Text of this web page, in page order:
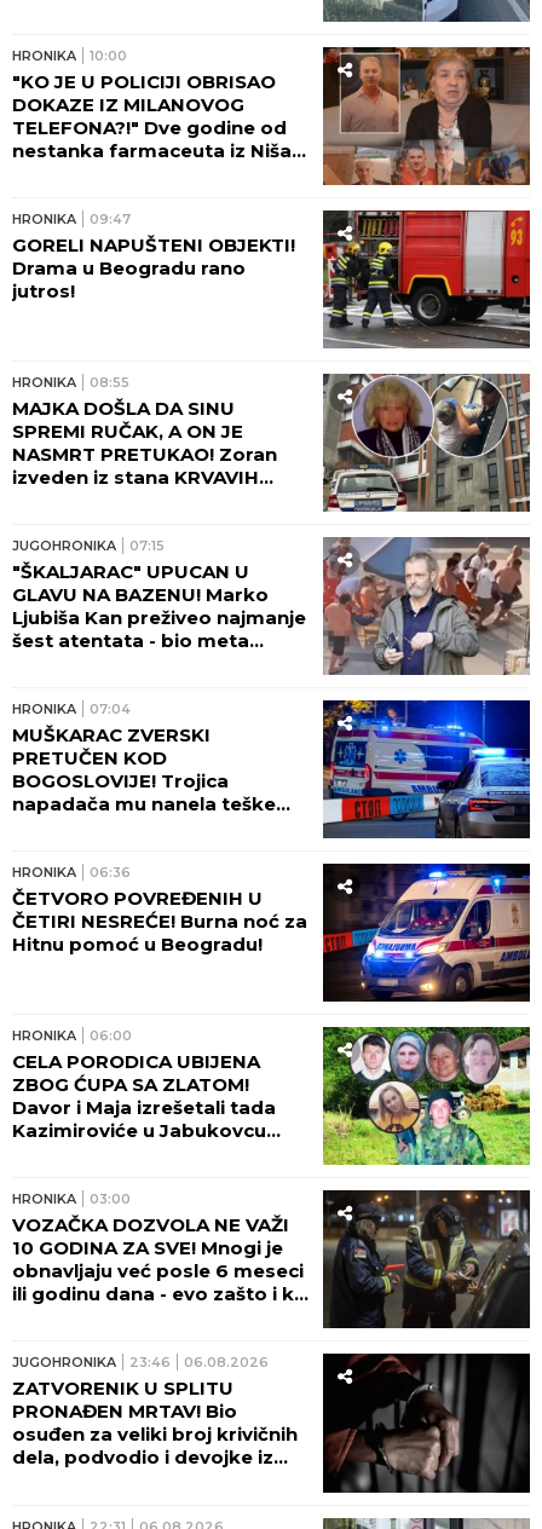
HRONIKA 10:00
"KO JE U POLICIJI OBRISAO
DOKAZE IZ MILANOVOG
TELEFONA?!" Dve godine od
nestanka farmaceuta iz Niša,
HRONIKA 09:47
GORELI NAPUŠTENI OBJEKTI!
Drama u Beogradu rano
jutros!
HRONIKA 08:55
MAJKA DOŠLA DA SINU
SPREMI RUČAK, A ON JE
NASMRT PRETUKAO! Zoran
izveden iz stana KRVAVIH
"Zapomagala je na sav glas!"
(FOTO, VIDEO)
JUGOHRONIKA 07:15
"ŠKALJARAC" UPUCAN U
GLAVU NA BAZENU! Marko
Ljubiša Kan preživeo najmanje
šest atentata - bio meta
tinejdžer!
HRONIKA 07:04
MUŠKARAC ZVERSKI
PRETUČEN KOD
BOGOSLOVIJE! Trojica
napadača mu nanela teške
HRONIKA 06:36
ČETVORO POVREĐENIH U
ČETIRI NESREĆE! Burna noć za
Hitnu pomoć u Beogradu!
HRONIKA 06:00
CELA PORODICA UBIJENA
ZBOG ĆUPA SA ZLATOM!
Davor i Maja izrešetali tada
Kazimiroviće u Jabukovcu
HRONIKA 03:00
VOZAČKA DOZVOLA NE VAŽI
10 GODINA ZA SVE! Mnogi je
obnavljaju već posle 6 meseci
ili godinu dana - evo zašto i ko
JUGOHRONIKA 23:46 06.08.2026
ZATVORENIK U SPLITU
PRONAĐEN MRTAV! Bio
osuđen za veliki broj krivičnih
dela, podvodio i devojke iz